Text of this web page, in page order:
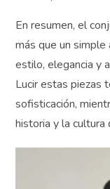
En resumen, el
más que un simple
estilo, elegancia y
Lucir estas piezas
sofisticación,
historia y la cultura